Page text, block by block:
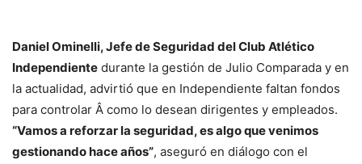
Daniel Ominelli, Jefe de Seguridad del Club Atlético
Independiente durante la gestión de Julio Comparada y en
la actualidad, advirtió que en Independiente faltan fondos
para controlar Â como lo desean dirigentes y empleados.
“Vamos a reforzar la seguridad, es algo que venimos
gestionando hace años”, aseguró en diálogo con el